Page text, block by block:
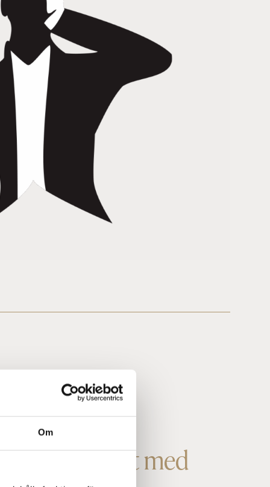
Om
man korrekt med